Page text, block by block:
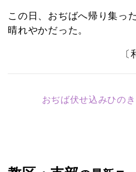
この日、おぢばへ帰り集っ
晴れやかだった。
おぢば伏せ込みひの